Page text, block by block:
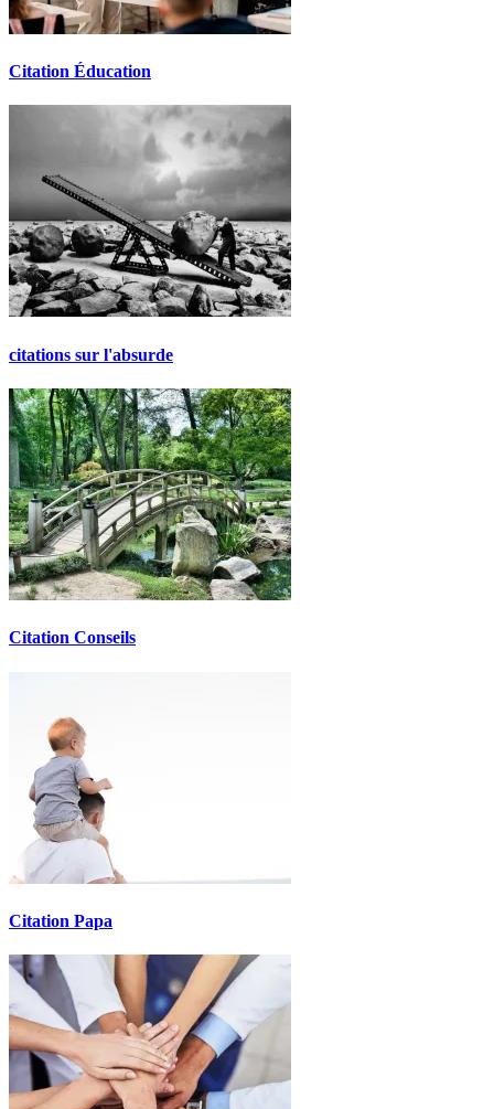
Citation Éducation
citations sur l'absurde
Citation Conseils
Citation Papa